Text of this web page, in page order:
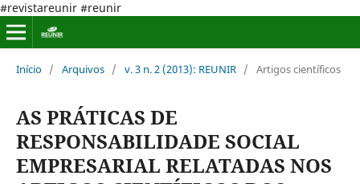
#revistareunir #reunir
Início / Arquivos / v. 3 n. 2 (2013): REUNIR / Artigos científicos
AS PRÁTICAS DE
RESPONSABILIDADE SOCIAL
EMPRESARIAL RELATADAS NOS